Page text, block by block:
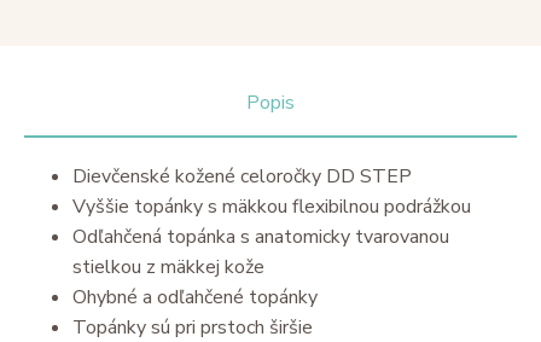
Popis
Dievčenské kožené celoročky DD STEP
Vyššie topánky s mäkkou flexibilnou podrážkou
Odľahčená topánka s anatomicky tvarovanou
stielkou z mäkkej kože
Ohybné a odľahčené topánky
Topánky sú pri prstoch širšie